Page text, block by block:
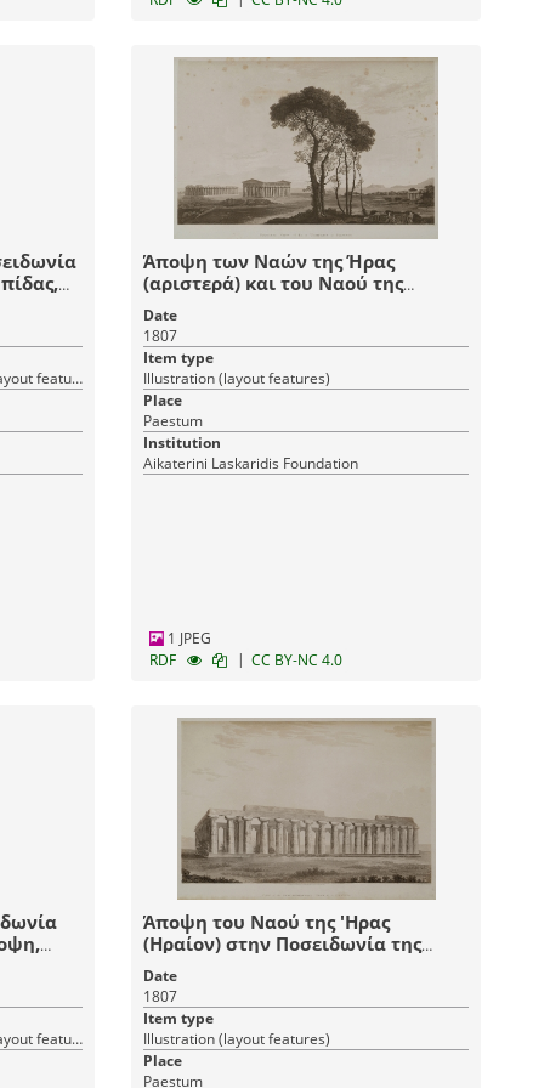
1.
της
του
βάσης
Architectural drawing, Illustration (layout features)
Άποψη των Ναών της Ήρας
(αριστερά) και του Ναού της
Αθηνάς (δεξιά στο βάθος) στην
Ποσειδωνία της Καμπανίας.
Date
1807
Item type
Illustration (layout features)
Place
Paestum
Institution
Aikaterini Laskaridis Foundation
1 JPEG
RDF
| CC BY-NC 4.0
όψη
κίονα
Architectural drawing, Illustration (layout features)
Άποψη του Ναού της 'Ηρας
(Ηραίον) στην Ποσειδωνία της
Καμπανίας.
Date
1807
Item type
Illustration (layout features)
Place
Paestum